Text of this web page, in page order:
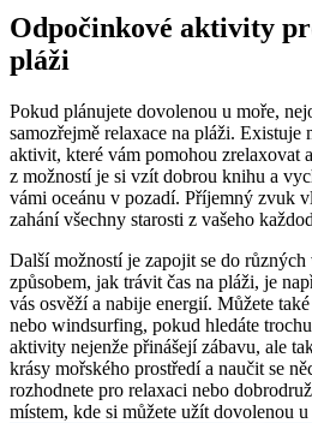
Odpočinkové aktivity
pláži
Pokud plánujete ‍dovolenou ‍u ⁢moře,
samozřejmě relaxace na‍ pláži.
aktivit, které vám pomohou zrelaxovat
z‍ možností‍ je si vzít dobrou knihu ​a
vámi oceánu v pozadí. Příjemný zvuk
‍zahání všechny starosti z vašeho​
Další možností je ‍zapojit se do
způsobem, jak trávit čas na ​pláži, je
vás osvěží a nabije energií. Můžete
nebo windsurfing, pokud hledáte⁤
aktivity‌ nejenže⁢ přinášejí zábavu, ⁢ale
krásy mořského prostředí a naučit se
rozhodnete pro ⁤relaxaci nebo
místem, kde si můžete užít dovolenou u‌